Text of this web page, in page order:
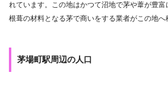
れています。この地はかつて沼地で茅や葦が豊
根葺の材料となる茅で商いをする業者がこの地へ
茅場町駅周辺の人口